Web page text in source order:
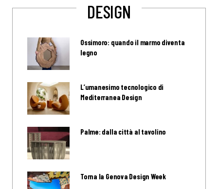
DESIGN
Ossimoro: quando il marmo diventa
legno
L’umanesimo tecnologico di
Mediterranea Design
Palme: dalla città al tavolino
Torna la Genova Design Week